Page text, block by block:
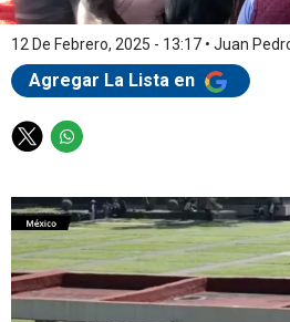
12 De Febrero, 2025 - 13:17 • Juan
Agregar La Lista en
T
i
t
t
e
r
W
a
t
s
a
p
p